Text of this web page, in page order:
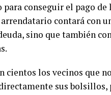
conseguir el pago de
contará con
sino que también
cientos los vecinos que
sus